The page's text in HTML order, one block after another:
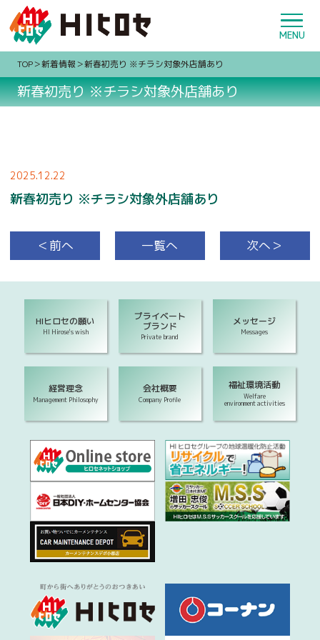
TOP 新着情報 新春初売り ※チラシ対象外店舗あり
新春初売り ※チラシ対象外店舗あり
2025.12.22
新春初売り ※チラシ対象外店舗あり
＜前へ 一覧へ 次へ＞
HIヒロセの願い
HI Hirose's wish
プライベート
ブランド
Private brand
メッセージ
Messages
経営理念
Management Philosophy
会社概要
Company Profile
福祉環境活動
Welfare
environment activities